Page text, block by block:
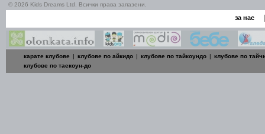
© 2026 Kids Dreams Ltd. Всички права запазени.
за нас |
карате клубове | клубове по айкидо | клубове по тайкоундо | клубове по
клубове по таекоун-до